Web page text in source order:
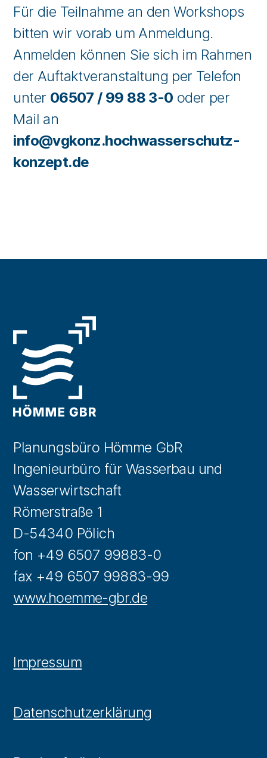
Für die Teilnahme an den Workshops
bitten wir vorab um Anmeldung.
Anmelden können Sie sich im Rahmen
der Auftaktveranstaltung per Telefon
unter 06507 / 99 88 3-0 oder per
Mail an
info@vgkonz.hochwasserschutz-
konzept.de
Planungsbüro Hömme GbR
Ingenieurbüro für Wasserbau und
Wasserwirtschaft
Römerstraße 1
D-54340 Pölich
fon +49 6507 99883-0
fax +49 6507 99883-99
www.hoemme-gbr.de
Impressum
Datenschutzerklärung